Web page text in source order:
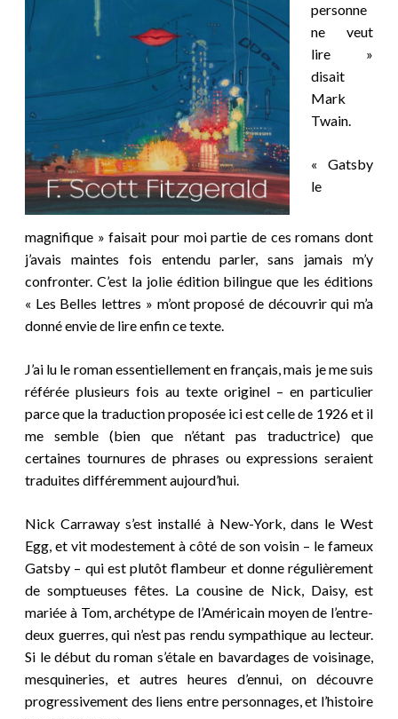
personne
ne veut
lire »
disait
Mark
Twain.
« Gatsby
le
magnifique » faisait pour moi partie de ces romans dont
j’avais maintes fois entendu parler, sans jamais m’y
confronter. C’est la jolie édition bilingue que les éditions
« Les Belles lettres » m’ont proposé de découvrir qui m’a
donné envie de lire enfin ce texte.
J’ai lu le roman essentiellement en français, mais je me suis
référée plusieurs fois au texte originel – en particulier
parce que la traduction proposée ici est celle de 1926 et il
me semble (bien que n’étant pas traductrice) que
certaines tournures de phrases ou expressions seraient
traduites différemment aujourd’hui.
Nick Carraway s’est installé à New-York, dans le West
Egg, et vit modestement à côté de son voisin – le fameux
Gatsby – qui est plutôt flambeur et donne régulièrement
de somptueuses fêtes. La cousine de Nick, Daisy, est
mariée à Tom, archétype de l’Américain moyen de l’entre-
deux guerres, qui n’est pas rendu sympathique au lecteur.
Si le début du roman s’étale en bavardages de voisinage,
mesquineries, et autres heures d’ennui, on découvre
progressivement des liens entre personnages, et l’histoire